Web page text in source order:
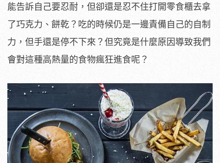
能告訴自己要忍耐，但卻還是忍不住打開零食櫃去拿
了巧克力、餅乾？吃的時候仍是一邊責備自己的自制
力，但手還是停不下來？但究竟是什麼原因導致我們
會對這種高熱量的食物瘋狂進食呢？